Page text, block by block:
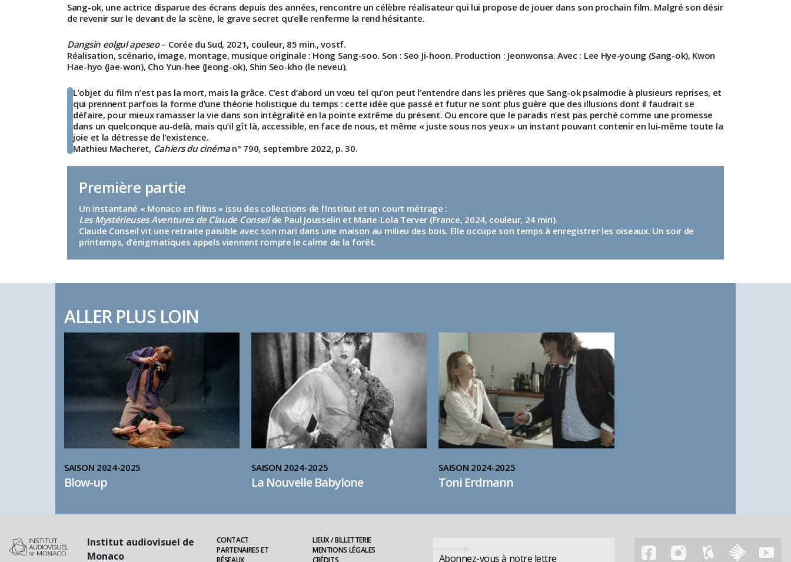
Sang-ok, une actrice disparue des écrans depuis des années, rencontre un célèbre réalisateur qui lui propose de jouer dans son prochain film. Malgré son désir
de revenir sur le devant de la scène, le grave secret qu’elle renferme la rend hésitante.
Dangsin eolgul apeseo– Corée du Sud, 2021, couleur, 85 min., vostf.
Réalisation, scénario, image, montage, musique originale : Hong Sang-soo. Son : Seo Ji-hoon. Production : Jeonwonsa. Avec : Lee Hye-young (Sang-ok), Kwon
Hae-hyo (Jae-won), Cho Yun-hee (Jeong-ok), Shin Seo-kho (le neveu).
L’objet du film n’est pas la mort, mais la grâce. C’est d’abord un vœu tel qu’on peut l’entendre dans les prières que Sang-ok psalmodie à plusieurs reprises, et
qui prennent parfois la forme d’une théorie holistique du temps : cette idée que passé et futur ne sont plus guère que des illusions dont il faudrait se
défaire, pour mieux ramasser la vie dans son intégralité en la pointe extrême du présent. Ou encore que le paradis n’est pas perché comme une promesse
dans un quelconque au-delà, mais qu’il gît là, accessible, en face de nous, et même « juste sous nos yeux » un instant pouvant contenir en lui-même toute la
joie et la détresse de l’existence.
Mathieu Macheret, Cahiers du cinéman° 790, septembre 2022, p. 30.
Première partie
Un instantané « Monaco en films » issu des collections de l’Institut et un court métrage :
Les Mystérieuses Aventures de Claude Conseilde Paul Jousselin et Marie-Lola Terver (France, 2024, couleur, 24 min).
Claude Conseil vit une retraite paisible avec son mari dans une maison au milieu des bois. Elle occupe son temps à enregistrer les oiseaux. Un soir de
printemps, d’énigmatiques appels viennent rompre le calme de la forêt.
ALLER PLUS LOIN
SAISON 2024-2025
Blow-up
SAISON 2024-2025
La Nouvelle Babylone
SAISON 2024-2025
Toni Erdmann
Institut audiovisuel de
Monaco
CONTACT
PARTENAIRES ET
LIEUX / BILLETTERIE
MENTIONS LÉGALES
Abonnez-vous à notre lettre